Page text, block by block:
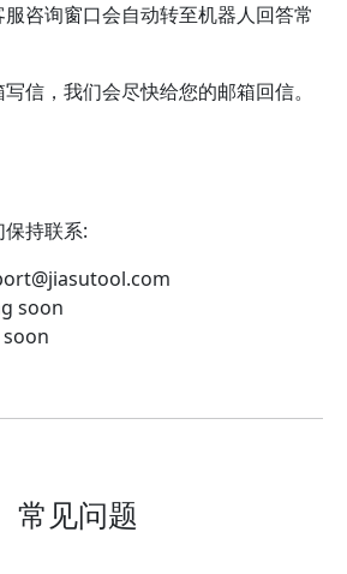
咨询窗口会自动转至机器人回答常
信，我们会尽快给您的邮箱回信。
持联系:
soon
常见问题